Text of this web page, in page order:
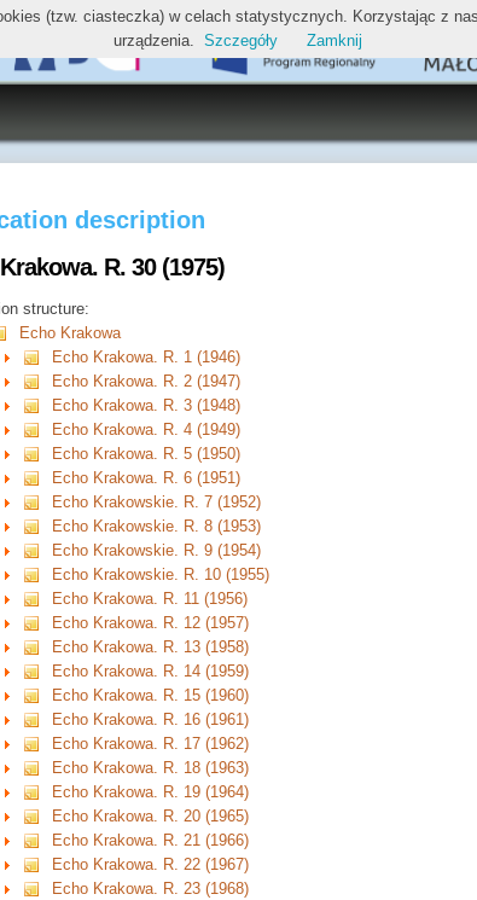
description
R. 30 (1975)
structure:
Echo Krakowa
Echo Krakowa. R. 1 (1946)
Echo Krakowa. R. 2 (1947)
Echo Krakowa. R. 3 (1948)
Echo Krakowa. R. 4 (1949)
Echo Krakowa. R. 5 (1950)
Echo Krakowa. R. 6 (1951)
Echo Krakowskie. R. 7 (1952)
Echo Krakowskie. R. 8 (1953)
Echo Krakowskie. R. 9 (1954)
Echo Krakowskie. R. 10 (1955)
Echo Krakowa. R. 11 (1956)
Echo Krakowa. R. 12 (1957)
Echo Krakowa. R. 13 (1958)
Echo Krakowa. R. 14 (1959)
Echo Krakowa. R. 15 (1960)
Echo Krakowa. R. 16 (1961)
Echo Krakowa. R. 17 (1962)
Echo Krakowa. R. 18 (1963)
Echo Krakowa. R. 19 (1964)
Echo Krakowa. R. 20 (1965)
Echo Krakowa. R. 21 (1966)
Echo Krakowa. R. 22 (1967)
Echo Krakowa. R. 23 (1968)
(tzw. ciasteczka) w celach statystycznych. Korzystając z
urządzenia. Szczegóły Zamknij